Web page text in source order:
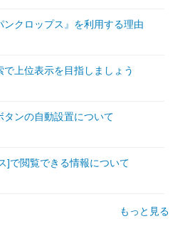
ンクロップス』を利用する理由
で上位表示を目指しましょう
タンの自動設置について
]で閲覧できる情報について
もっと見る